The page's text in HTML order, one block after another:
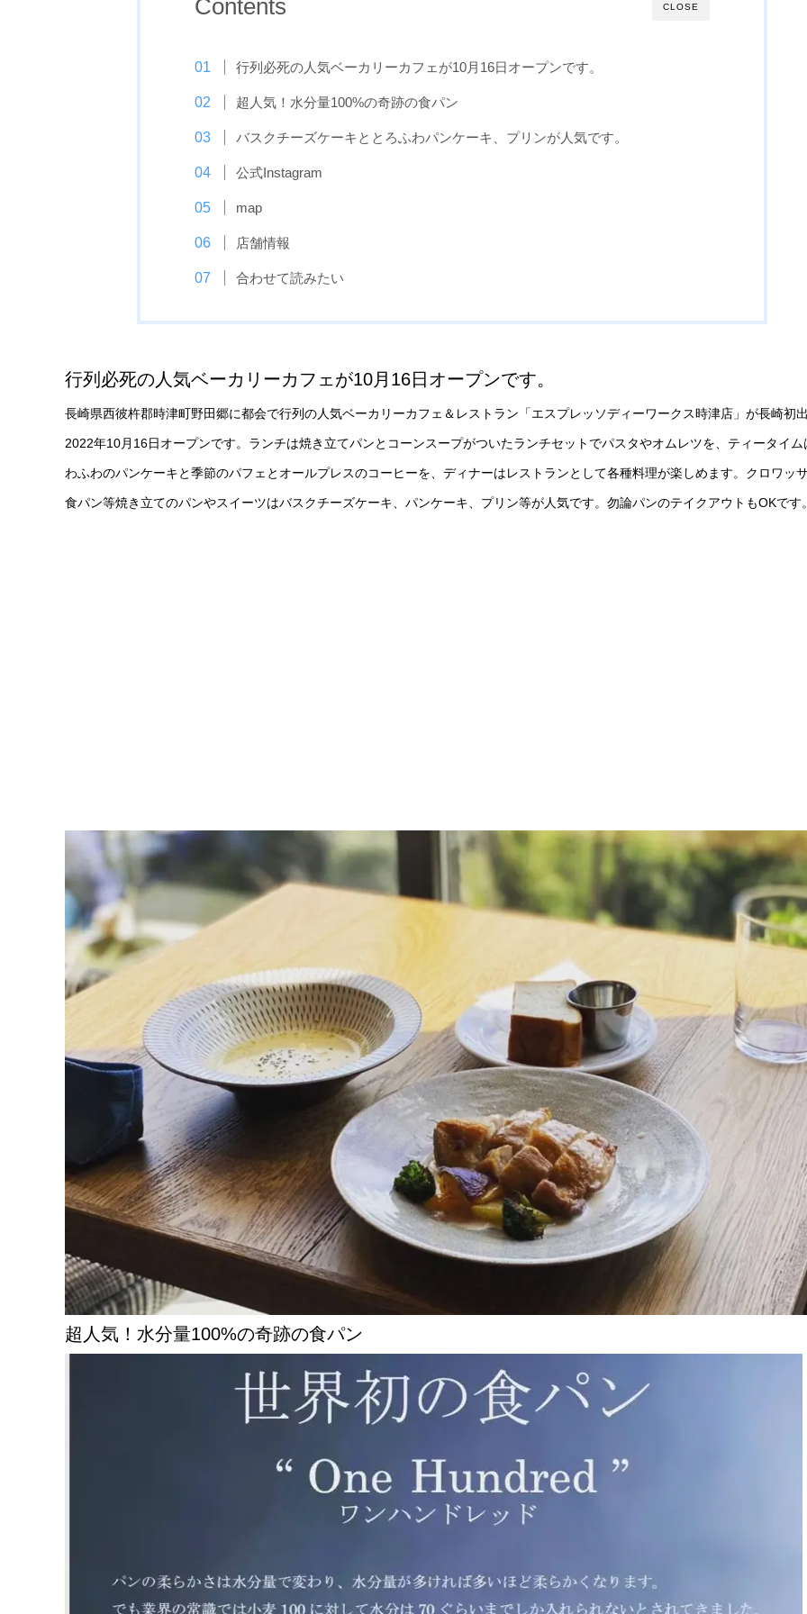
CLOSE
Contents
行列必死の人気ベーカリーカフェが10月16日オープンです。
超人気！水分量100%の奇跡の食パン
バスクチーズケーキととろふわパンケーキ、プリンが人気です。
公式Instagram
map
店舗情報
合わせて読みたい
行列必死の人気ベーカリーカフェが10月16日オープンです。
長崎県西彼杵郡時津町野田郷に都会で行列の人気ベーカリーカフェ＆レストラン「エスプレッソディーワークス時津店」が長崎初
2022年10月16日オープンです。ランチは焼き立てパンとコーンスープがついたランチセットでパスタやオムレツを、ティータイム
わふわのパンケーキと季節のパフェとオールプレスのコーヒーを、ディナーはレストランとして各種料理が楽しめます。クロワッ
食パン等焼き立てのパンやスイーツはバスクチーズケーキ、パンケーキ、プリン等が人気です。勿論パンのテイクアウトもOKです。
超人気！水分量100%の奇跡の食パン